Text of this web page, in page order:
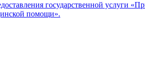
государственной услуги
помощи».